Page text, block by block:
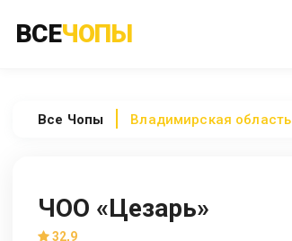
ВСЕЧОПЫ
Все Чопы Владимирская область
ЧОО «Цезарь»
32,9